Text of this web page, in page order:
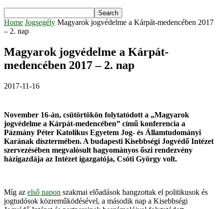
Home Jogsegély Magyarok jogvédelme a Kárpát-medencében 2017
– 2. nap
Magyarok jogvédelme a Kárpát-
medencében 2017 – 2. nap
2017-11-16
November 16-án, csütörtökön folytatódott a „Magyarok
jogvédelme a Kárpát-medencében” című konferencia a
Pázmány Péter Katolikus Egyetem Jog- és Államtudományi
Karának dísztermében. A budapesti Kisebbségi Jogvédő Intézet
szervezésében megvalósult hagyományos őszi rendezvény
házigazdája az Intézet igazgatója, Csóti György volt.
Míg az első napon szakmai előadások hangzottak el politikusok és
jogtudósok közreműködésével, a második nap a Kisebbségi